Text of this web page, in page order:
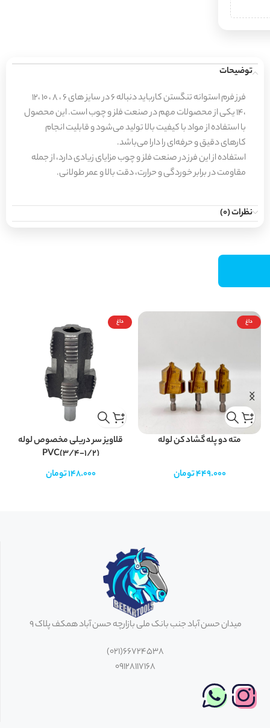
توضیحات
فرز فرم استوانه تنگستن کارباید دنباله ۶ در سایز های ۶ ، ۸ ، ۱۰ ،۱۲
،۱۴ یکی از محصولات مهم در صنعت فلز و چوب است. این محصول
با استفاده از مواد با کیفیت بالا تولید می‌شود و قابلیت انجام
کارهای دقیق و حرفه‌ای را دارا می‌باشد.
استفاده از این فرز در صنعت فلز و چوب مزایای زیادی دارد، از جمله
مقاومت در برابر خوردگی و حرارت، دقت بالا و عمر طولانی.
نظرات (0)
داغ
مته دو پله گشاد کن لوله
449.000تومان
داغ
قلاویز سر دریلی مخصوص لوله
PVC(3/4-1/2)
148.000تومان
میدان حسن آباد جنب بانک ملی بازارچه حسن آباد همکف پلاک 9
66724538(021)
09128117168